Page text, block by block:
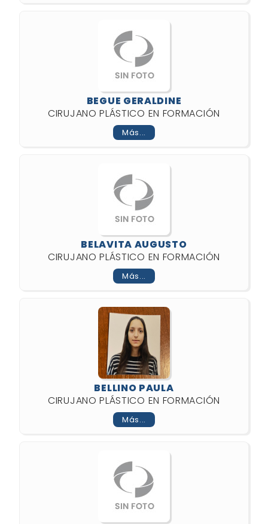
BEGUE GERALDINE
CIRUJANO PLÁSTICO EN FORMACIÓN
Más...
BELAVITA AUGUSTO
CIRUJANO PLÁSTICO EN FORMACIÓN
Más...
BELLINO PAULA
CIRUJANO PLÁSTICO EN FORMACIÓN
Más...